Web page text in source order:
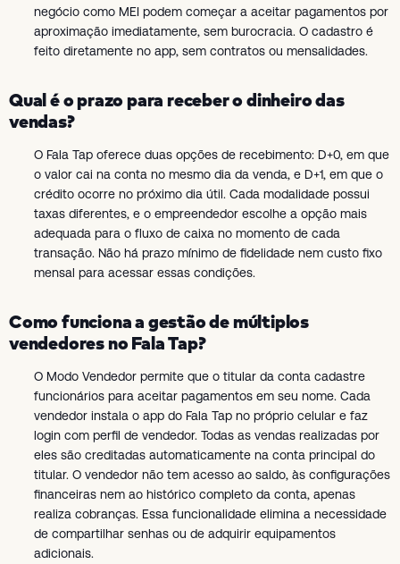
negócio como MEI podem começar a aceitar pagamentos por
aproximação imediatamente, sem burocracia. O cadastro é
feito diretamente no app, sem contratos ou mensalidades.
Qual é o prazo para receber o dinheiro das
vendas?
O Fala Tap oferece duas opções de recebimento: D+0, em que
o valor cai na conta no mesmo dia da venda, e D+1, em que o
crédito ocorre no próximo dia útil. Cada modalidade possui
taxas diferentes, e o empreendedor escolhe a opção mais
adequada para o fluxo de caixa no momento de cada
transação. Não há prazo mínimo de fidelidade nem custo fixo
mensal para acessar essas condições.
Como funciona a gestão de múltiplos
vendedores no Fala Tap?
O Modo Vendedor permite que o titular da conta cadastre
funcionários para aceitar pagamentos em seu nome. Cada
vendedor instala o app do Fala Tap no próprio celular e faz
login com perfil de vendedor. Todas as vendas realizadas por
eles são creditadas automaticamente na conta principal do
titular. O vendedor não tem acesso ao saldo, às configurações
financeiras nem ao histórico completo da conta, apenas
realiza cobranças. Essa funcionalidade elimina a necessidade
de compartilhar senhas ou de adquirir equipamentos
adicionais.